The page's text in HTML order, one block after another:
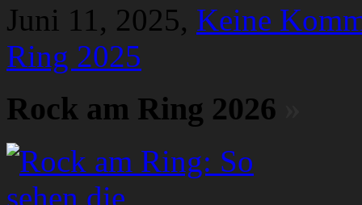
Juni 11, 2025, Keine
Ring 2025
Rock am Ring 2026